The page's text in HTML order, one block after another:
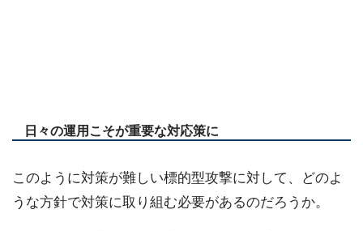
日々の運用こそが重要な対応策に
このように対策が難しい標的型攻撃に対して、どのよ
うな方針で対策に取り組む必要があるのだろうか。